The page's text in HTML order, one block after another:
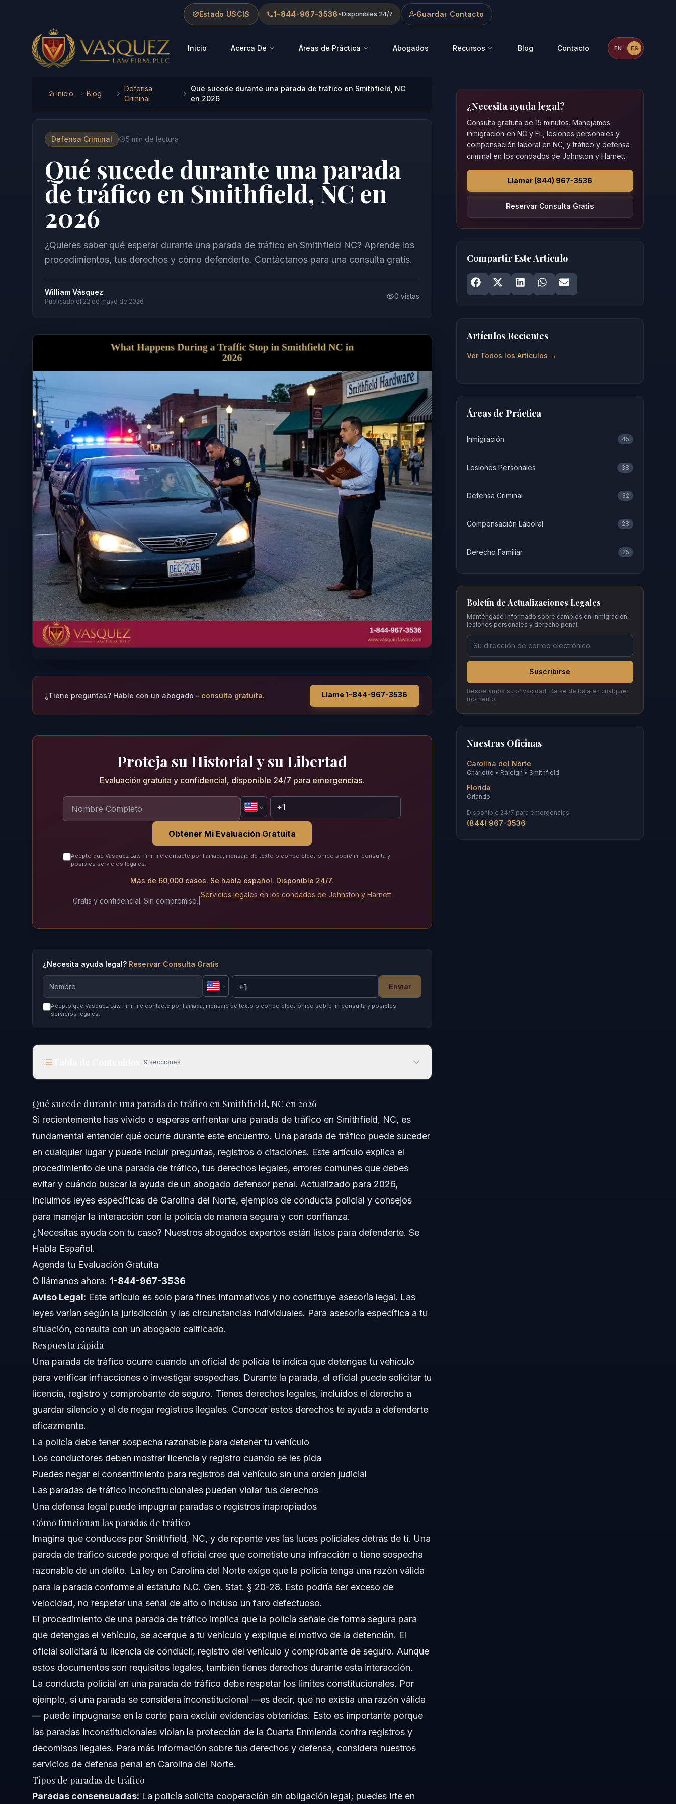
Estado USCIS 1-844-967-3536 •Disponibles 24/7 Guardar Contacto
Vasquez Law Firm - Home
Inicio Acerca De Áreas de Práctica Abogados Recursos Blog Contacto ES
EN
Inicio Blog
Defensa
Criminal
Qué sucede durante una parada de tráfico en Smithfield, NC
en 2026
Defensa Criminal 5 min de lectura
Qué sucede durante una parada
de tráfico en Smithfield, NC en
2026
¿Quieres saber qué esperar durante una parada de tráfico en Smithfield NC? Aprende los
procedimientos, tus derechos y cómo defenderte. Contáctanos para una consulta gratis.
William Vásquez
Publicado el 22 de mayo de 2026
0 vistas
¿Tiene preguntas? Hable con un abogado - consulta gratuita. Llame 1-844-967-3536
Proteja su Historial y su Libertad
Evaluación gratuita y confidencial, disponible 24/7 para emergencias.
Obtener Mi Evaluación Gratuita
Acepto que Vasquez Law Firm me contacte por llamada, mensaje de texto o correo electrónico sobre mi consulta y
posibles servicios legales.
Más de 60,000 casos. Se habla español. Disponible 24/7.
Gratis y confidencial. Sin compromiso.
Servicios legales en los condados de Johnston y Harnett
¿Necesita ayuda legal? Reservar Consulta Gratis
Enviar
Acepto que Vasquez Law Firm me contacte por llamada, mensaje de texto o correo electrónico sobre mi consulta y posibles
servicios legales.
9 secciones
Cómo funcionan las paradas de tráfico
Tipos de paradas de tráfico
Fundamento legal para las paradas
Pasos a seguir durante una parada de tráfico
Errores comunes que debes evitar durante paradas de tráfico
Cronología: Qué esperar después de una parada de tráfico
Preguntas frecuentes sobre paradas de tráfico
¿Puedo defenderme si un policía me toca durante una parada de tráfico?
¿Debo bajar la ventanilla para la policía en Carolina del Norte?
¿Cuáles son los tres tipos de paradas de tráfico?
¿Cuál es la conducta indebida más común durante una parada de tráfico?
¿Qué debo hacer si recibo una multa durante una parada de tráfico?
¿Todas las paradas de tráfico son legales?
¿La policía puede registrar mi coche durante una parada?
¿Cómo puede ayudar un abogado defensor penal después de una parada de tráfico?
Acerca de Vasquez Law Firm
Confianza y experiencia del abogado
Fuentes y referencias
Qué sucede durante una parada de tráfico en Smithfield, NC en 2026
Si recientemente has vivido o esperas enfrentar una parada de tráfico en Smithfield, NC, es
fundamental entender qué ocurre durante este encuentro. Una parada de tráfico puede suceder
en cualquier lugar y puede incluir preguntas, registros o citaciones. Este artículo explica el
procedimiento de una parada de tráfico, tus derechos legales, errores comunes que debes
evitar y cuándo buscar la ayuda de un abogado defensor penal. Actualizado para 2026,
incluimos leyes específicas de Carolina del Norte, ejemplos de conducta policial y consejos
para manejar la interacción con la policía de manera segura y con confianza.
¿Necesitas ayuda con tu caso? Nuestros abogados expertos están listos para defenderte. Se
Habla Español.
Agenda tu Evaluación Gratuita
O llámanos ahora: 1-844-967-3536
Aviso Legal: Este artículo es solo para fines informativos y no constituye asesoría legal. Las
leyes varían según la jurisdicción y las circunstancias individuales. Para asesoría específica a tu
situación, consulta con un abogado calificado.
Respuesta rápida
Una parada de tráfico ocurre cuando un oficial de policía te indica que detengas tu vehículo
para verificar infracciones o investigar sospechas. Durante la parada, el oficial puede solicitar tu
licencia, registro y comprobante de seguro. Tienes derechos legales, incluidos el derecho a
guardar silencio y el de negar registros ilegales. Conocer estos derechos te ayuda a defenderte
eficazmente.
La policía debe tener sospecha razonable para detener tu vehículo
Los conductores deben mostrar licencia y registro cuando se les pida
Puedes negar el consentimiento para registros del vehículo sin una orden judicial
Las paradas de tráfico inconstitucionales pueden violar tus derechos
Una defensa legal puede impugnar paradas o registros inapropiados
Cómo funcionan las paradas de tráfico
Imagina que conduces por Smithfield, NC, y de repente ves las luces policiales detrás de ti. Una
parada de tráfico sucede porque el oficial cree que cometiste una infracción o tiene sospecha
razonable de un delito. La ley en Carolina del Norte exige que la policía tenga una razón válida
para la parada conforme al estatuto N.C. Gen. Stat. § 20-28. Esto podría ser exceso de
velocidad, no respetar una señal de alto o incluso un faro defectuoso.
El procedimiento de una parada de tráfico implica que la policía señale de forma segura para
que detengas el vehículo, se acerque a tu vehículo y explique el motivo de la detención. El
oficial solicitará tu licencia de conducir, registro del vehículo y comprobante de seguro. Aunque
estos documentos son requisitos legales, también tienes derechos durante esta interacción.
La conducta policial en una parada de tráfico debe respetar los límites constitucionales. Por
ejemplo, si una parada se considera inconstitucional —es decir, que no existía una razón válida
— puede impugnarse en la corte para excluir evidencias obtenidas. Esto es importante porque
las paradas inconstitucionales violan la protección de la Cuarta Enmienda contra registros y
decomisos ilegales. Para más información sobre tus derechos y defensa, considera nuestros
servicios de defensa penal en Carolina del Norte.
Tipos de paradas de tráfico
Paradas consensuadas: La policía solicita cooperación sin obligación legal; puedes irte en
¿Necesita ayuda legal?
Consulta gratuita de 15 minutos. Manejamos
inmigración en NC y FL, lesiones personales y
compensación laboral en NC, y tráfico y defensa
criminal en los condados de Johnston y Harnett.
Llamar (844) 967-3536
Reservar Consulta Gratis
Compartir Este Artículo
Share onFacebook
Share onX
Share onLinkedIn
Share onWhatsApp
Share on
Artículos Recientes
Ver Todos los Artículos →
Áreas de Práctica
Inmigración 45
Lesiones Personales 38
Defensa Criminal 32
Compensación Laboral 28
Derecho Familiar 25
Boletín de Actualizaciones Legales
Manténgase informado sobre cambios en inmigración,
lesiones personales y derecho penal.
Suscribirse
Respetamos su privacidad. Darse de baja en cualquier
momento.
Nuestras Oficinas
Carolina del Norte
Charlotte • Raleigh • Smithfield
Florida
Orlando
Disponible 24/7 para emergencias
(844) 967-3536